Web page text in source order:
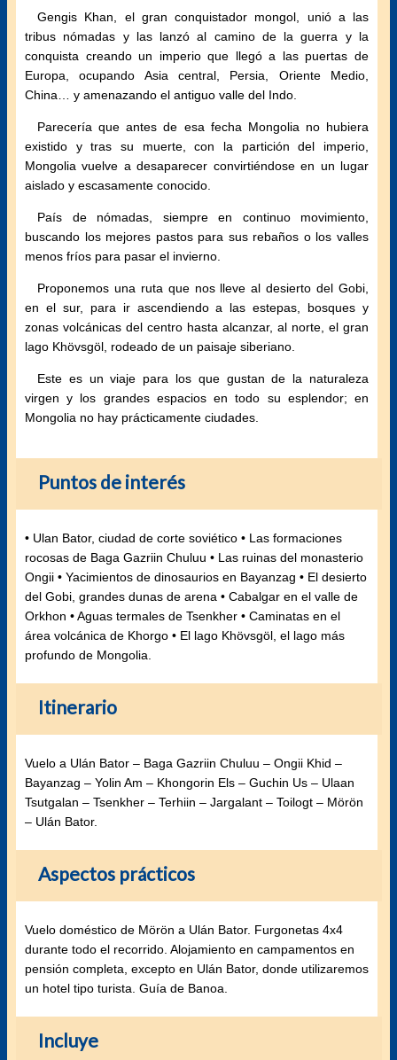
Gengis Khan, el gran conquistador mongol, unió a las
tribus nómadas y las lanzó al camino de la guerra y la
conquista creando un imperio que llegó a las puertas de
Europa, ocupando Asia central, Persia, Oriente Medio,
China… y amenazando el antiguo valle del Indo.
Parecería que antes de esa fecha Mongolia no hubiera
existido y tras su muerte, con la partición del imperio,
Mongolia vuelve a desaparecer convirtiéndose en un lugar
aislado y escasamente conocido.
País de nómadas, siempre en continuo movimiento,
buscando los mejores pastos para sus rebaños o los valles
menos fríos para pasar el invierno.
Proponemos una ruta que nos lleve al desierto del Gobi,
en el sur, para ir ascendiendo a las estepas, bosques y
zonas volcánicas del centro hasta alcanzar, al norte, el gran
lago Khövsgöl, rodeado de un paisaje siberiano.
Este es un viaje para los que gustan de la naturaleza
virgen y los grandes espacios en todo su esplendor; en
Mongolia no hay prácticamente ciudades.
Puntos de interés
• Ulan Bator, ciudad de corte soviético • Las formaciones
rocosas de Baga Gazriin Chuluu • Las ruinas del monasterio
Ongii • Yacimientos de dinosaurios en Bayanzag • El desierto
del Gobi, grandes dunas de arena • Cabalgar en el valle de
Orkhon • Aguas termales de Tsenkher • Caminatas en el
área volcánica de Khorgo • El lago Khövsgöl, el lago más
profundo de Mongolia.
Itinerario
Vuelo a Ulán Bator – Baga Gazriin Chuluu – Ongii Khid –
Bayanzag – Yolin Am – Khongorin Els – Guchin Us – Ulaan
Tsutgalan – Tsenkher – Terhiin – Jargalant – Toilogt – Mörön
– Ulán Bator.
Aspectos prácticos
Vuelo doméstico de Mörön a Ulán Bator. Furgonetas 4x4
durante todo el recorrido. Alojamiento en campamentos en
pensión completa, excepto en Ulán Bator, donde utilizaremos
un hotel tipo turista. Guía de Banoa.
Incluye